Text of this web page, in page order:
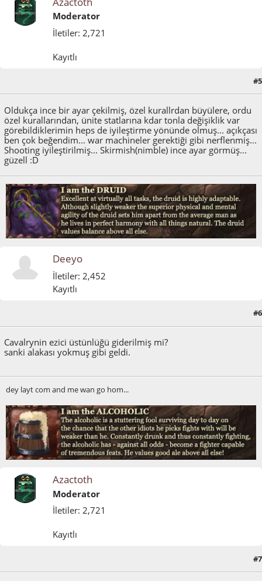
Moderator
İletiler: 2,721
Kayıtlı
#5
Oldukça ince bir ayar çekilmiş, özel kurallrdan büyülere, ordu
özel kurallarından, ünite statlarına kdar tonla değişiklik var
görebildiklerimin heps de iyileştirme yönünde olmuş... açıkçası
ben çok beğendim... war machineler gerektiği gibi nerflenmiş...
Shooting iyileştirilmiş... Skirmish(nimble) ince ayar görmüş...
güzell :D
Deeyo
İletiler: 2,452
Kayıtlı
#6
Cavalrynin ezici üstünlüğü giderilmiş mi?
sanki alakası yokmuş gibi geldi.
dey layt com and me wan go hom...
Azactoth
Moderator
İletiler: 2,721
Kayıtlı
#7